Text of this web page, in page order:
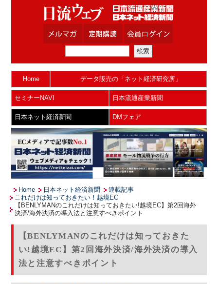
Home データ販売の「ネット経済研究所」
セミナーNAVI 日本流通産業新聞
日本ネット経済新聞 DMフェア
Home 日本ネット経済新聞
連載記事
これだけは知っておきたい！越境EC
【BENLYMANのこれだけは知っておきたい!越境EC】第2回海外
決済/海外決済の導入法と注意すべきポイント
【BENLYMANのこれだけは知っておきた
い!越境EC】第2回海外決済/海外決済の導入
法と注意すべきポイント